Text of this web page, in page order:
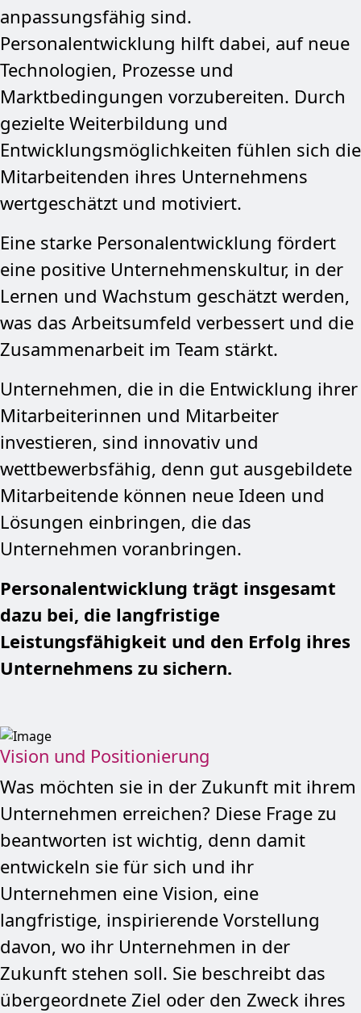
anpassungsfähig sind.
Personalentwicklung hilft dabei, auf neue
Technologien, Prozesse und
Marktbedingungen vorzubereiten. Durch
gezielte Weiterbildung und
Entwicklungsmöglichkeiten fühlen sich die
Mitarbeitenden ihres Unternehmens
wertgeschätzt und motiviert.
Eine starke Personalentwicklung fördert
eine positive Unternehmenskultur, in der
Lernen und Wachstum geschätzt werden,
was das Arbeitsumfeld verbessert und die
Zusammenarbeit im Team stärkt.
Unternehmen, die in die Entwicklung ihrer
Mitarbeiterinnen und Mitarbeiter
investieren, sind innovativ und
wettbewerbsfähig, denn gut ausgebildete
Mitarbeitende können neue Ideen und
Lösungen einbringen, die das
Unternehmen voranbringen.
Personalentwicklung trägt insgesamt
dazu bei, die langfristige
Leistungsfähigkeit und den Erfolg ihres
Unternehmens zu sichern.
Vision und Positionierung
Was möchten sie in der Zukunft mit ihrem
Unternehmen erreichen? Diese Frage zu
beantworten ist wichtig, denn damit
entwickeln sie für sich und ihr
Unternehmen eine Vision, eine
langfristige, inspirierende Vorstellung
davon, wo ihr Unternehmen in der
Zukunft stehen soll. Sie beschreibt das
übergeordnete Ziel oder den Zweck ihres